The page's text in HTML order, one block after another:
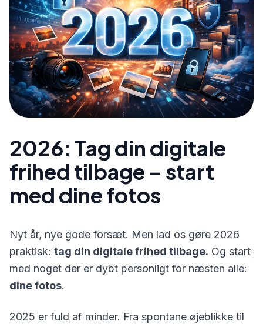
2026: Tag din digitale
frihed tilbage – start
med dine fotos
Nyt år, nye gode forsæt. Men lad os gøre 2026
praktisk: tag din digitale frihed tilbage. Og start
med noget der er dybt personligt for næsten alle:
dine fotos.
2025 er fuld af minder. Fra spontane øjeblikke til